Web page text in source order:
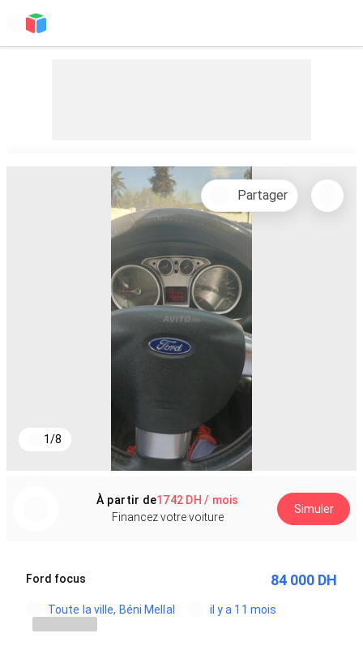
1/8
Partager
À partir de1742 DH / mois
Financez votre voiture
Simuler
Ford focus 84 000 DH
Toute la ville, Béni Mellal il y a 11 mois